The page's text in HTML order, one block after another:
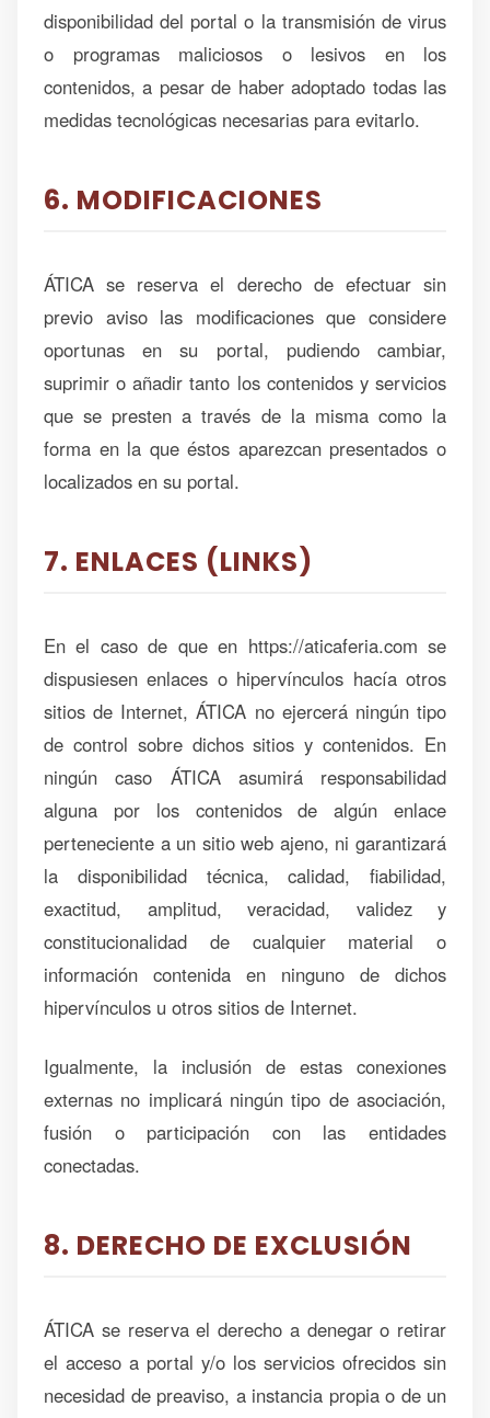
disponibilidad del portal o la transmisión de virus
o programas maliciosos o lesivos en los
contenidos, a pesar de haber adoptado todas las
medidas tecnológicas necesarias para evitarlo.
6. MODIFICACIONES
ÁTICA se reserva el derecho de efectuar sin
previo aviso las modificaciones que considere
oportunas en su portal, pudiendo cambiar,
suprimir o añadir tanto los contenidos y servicios
que se presten a través de la misma como la
forma en la que éstos aparezcan presentados o
localizados en su portal.
7. ENLACES (LINKS)
En el caso de que en https://aticaferia.com se
dispusiesen enlaces o hipervínculos hacía otros
sitios de Internet, ÁTICA no ejercerá ningún tipo
de control sobre dichos sitios y contenidos. En
ningún caso ÁTICA asumirá responsabilidad
alguna por los contenidos de algún enlace
perteneciente a un sitio web ajeno, ni garantizará
la disponibilidad técnica, calidad, fiabilidad,
exactitud, amplitud, veracidad, validez y
constitucionalidad de cualquier material o
información contenida en ninguno de dichos
hipervínculos u otros sitios de Internet.
Igualmente, la inclusión de estas conexiones
externas no implicará ningún tipo de asociación,
fusión o participación con las entidades
conectadas.
8. DERECHO DE EXCLUSIÓN
ÁTICA se reserva el derecho a denegar o retirar
el acceso a portal y/o los servicios ofrecidos sin
necesidad de preaviso, a instancia propia o de un